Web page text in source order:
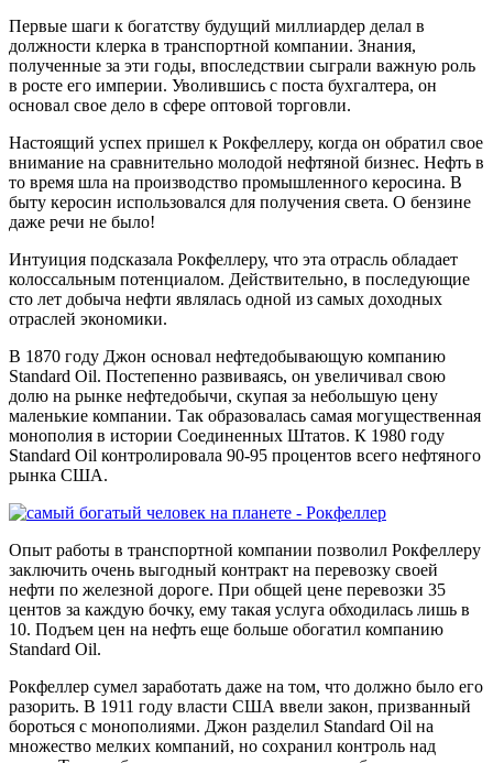
Первые шаги к богатству будущий миллиардер делал в
должности клерка в транспортной компании. Знания,
полученные за эти годы, впоследствии сыграли важную роль
в росте его империи. Уволившись с поста бухгалтера, он
основал свое дело в сфере оптовой торговли.
Настоящий успех пришел к Рокфеллеру, когда он обратил свое
внимание на сравнительно молодой нефтяной бизнес. Нефть в
то время шла на производство промышленного керосина. В
быту керосин использовался для получения света. О бензине
даже речи не было!
Интуиция подсказала Рокфеллеру, что эта отрасль обладает
колоссальным потенциалом. Действительно, в последующие
сто лет добыча нефти являлась одной из самых доходных
отраслей экономики.
В 1870 году Джон основал нефтедобывающую компанию
Standard Oil. Постепенно развиваясь, он увеличивал свою
долю на рынке нефтедобычи, скупая за небольшую цену
маленькие компании. Так образовалась самая могущественная
монополия в истории Соединенных Штатов. К 1980 году
Standard Oil контролировала 90-95 процентов всего нефтяного
рынка США.
Опыт работы в транспортной компании позволил Рокфеллеру
заключить очень выгодный контракт на перевозку своей
нефти по железной дороге. При общей цене перевозки 35
центов за каждую бочку, ему такая услуга обходилась лишь в
10. Подъем цен на нефть еще больше обогатил компанию
Standard Oil.
Рокфеллер сумел заработать даже на том, что должно было его
разорить. В 1911 году власти США ввели закон, призванный
бороться с монополиями. Джон разделил Standard Oil на
множество мелких компаний, но сохранил контроль над